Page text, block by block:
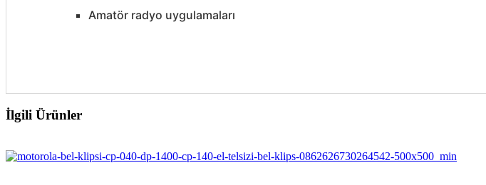
Amatör radyo uygulamaları
İlgili Ürünler